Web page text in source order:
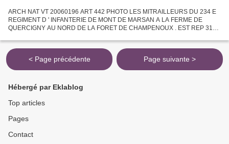
ARCH NAT VT 20060196 ART 442 PHOTO LES MITRAILLEURS DU 234 E
REGIMENT D ' INFANTERIE DE MONT DE MARSAN A LA FERME DE
QUERCIGNY AU NORD DE LA FORET DE CHAMPENOUX . EST REP 31
INFANTERIE DE...
< Page précédente Page suivante >
Hébergé par Eklablog
Top articles
Pages
Contact